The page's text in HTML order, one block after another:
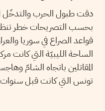
دقت طبول الحرب والتدخّل
بحسب التصريحات خطر
قواعد الصراع في سوريا
الساحة الليبيّة التي كانت
المقاتلين باتجاه الشامّ
تونس التي كانت قبل سنوات